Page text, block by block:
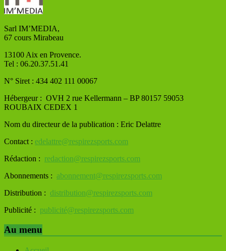
Sarl IM’MEDIA,
67 cours Mirabeau
13100 Aix en Provence.
Tel : 06.20.37.51.41
N° Siret : 434 402 111 00067
Hébergeur : OVH 2 rue Kellermann – BP 80157 59053
ROUBAIX CEDEX 1
Nom du directeur de la publication : Eric Delattre
Contact : edelattre@respirezsports.com
Rédaction : redaction@respirezsports.com
Abonnements : abonnement@respirezsports.com
Distribution : distribution@respirezsports.com
Publicité : publicité@respirezsports.com
Au menu